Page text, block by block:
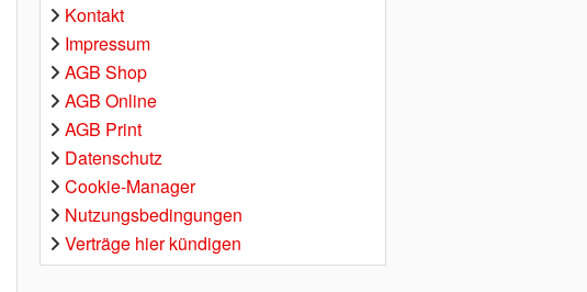
Kontakt
Impressum
AGB Shop
AGB Online
AGB Print
Datenschutz
Cookie-Manager
Nutzungsbedingungen
Verträge hier kündigen